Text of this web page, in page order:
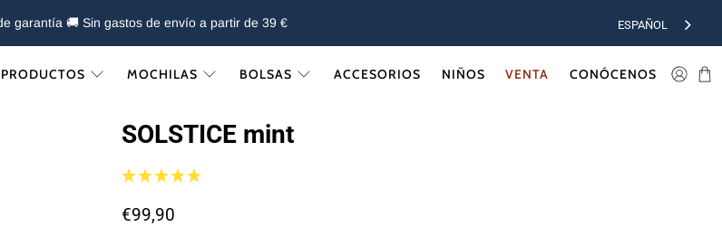
garantía 🚚 Sin gastos de envío a partir de 39 €
MOCHILAS BOLSAS ACCESORIOS NIÑOS VENTA CONÓCENOS
SOLSTICE mint
€99,90
ESPAÑOL